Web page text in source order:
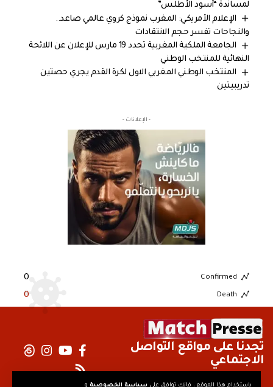
باستخدام هذا الموقع ، فإنك توافق على سياسة الخصوصية و
لمساندة “أسود الأطلس”
الإعلام الأمريكي: المغرب نموذج كروي عالمي صاعد..
والنجاحات تفسر حجم الانتقادات
الجامعة الملكية المغربية تحدد 19 مارس للإعلان عن اللائحة
النهائية للمنتخب الوطني
المنتخب الوطني المغربي الاول لكرة القدم يجري حصتين
تدريبيتين
- الإعلانات -
Confirmed
0
Death
0
تجدنا على مواقع التواصل
الاجتماعي